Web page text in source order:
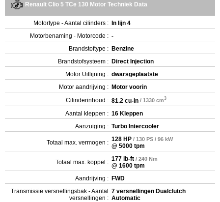
Renault Clio 5 TCe 130 Motor Techniek Data
Motortype - Aantal cilinders : In lijn 4
Motorbenaming - Motorcode : -
Brandstoftype : Benzine
Brandstofsysteem : Direct Injection
Motor Uitlijning : dwarsgeplaatste
Motor aandrijving : Motor voorin
Cilinderinhoud : 81.2 cu-in / 1330 cm3
Aantal kleppen : 16 Kleppen
Aanzuiging : Turbo Intercooler
Totaal max. vermogen : 128 HP / 130 PS / 96 kW
@ 5000 tpm
Totaal max. koppel : 177 lb-ft / 240 Nm
@ 1600 tpm
Aandrijving : FWD
Transmissie versnellingsbak - Aantal
versnellingen :
7 versnellingen Dualclutch
Automatic